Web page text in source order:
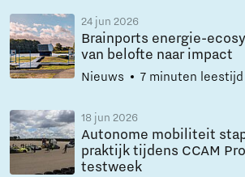
24 jun 2026
Brainports energie-
van belofte naar impact
Nieuws 7 minuten leestijd
18 jun 2026
Autonome mobiliteit
praktijk tijdens CCAM
testweek